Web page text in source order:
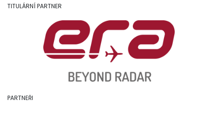
TITULÁRNÍ PARTNER
PARTNEŘI